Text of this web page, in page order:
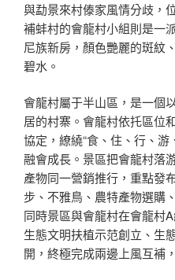
與勐景來村傣家風情分歧，
補蚌村的會龍村小組則是一
尼族新房，顏色艷麗的斑紋
碧水。
會龍村屬于半山區，是一個
居的村寨。會龍村依托區位
協定，繚繞“食、住、行、游
融會成長。景區把會龍村落
產物同一營銷推行，重點發
步、不雅鳥、農特產物選購
同時景區與會龍村在會龍村
生態文明扶植示范創立、生
開，終極完成兩邊上風互補